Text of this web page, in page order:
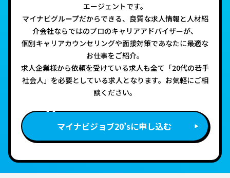
エージェントです。
マイナビグループだからできる、良質な求人情報と人材紹
介会社ならではのプロのキャリアアドバイザーが、
個別キャリアカウンセリングや面接対策であなたに最適な
お仕事をご紹介。
求人企業様から依頼を受けている求人も全て「20代の若手
社会人」を必要としている求人となります。お気軽にご相
談ください。
マイナビジョブ20’sに申し込む